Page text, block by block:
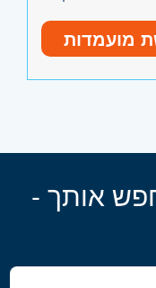
מועמדות
אותך -